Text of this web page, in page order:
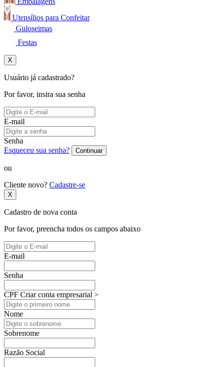
Utensílios para Confeitar
Guloseimas
Festas
X
Usuário já cadastrado?
Por favor, insira sua senha
E-mail
Senha
Esqueceu sua senha?
Continuar
ou
Cliente novo? Cadastre-se
X
Cadastro de nova conta
Por favor, preencha todos os campos abaixo
E-mail
Senha
CPF Criar conta empresarial >
Nome
Sobrenome
Razão Social